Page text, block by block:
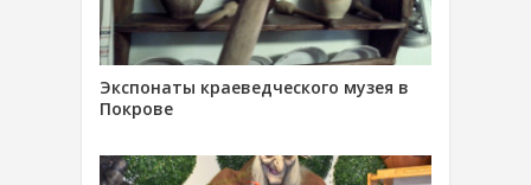
Экспонаты краеведческого музея в
Покрове